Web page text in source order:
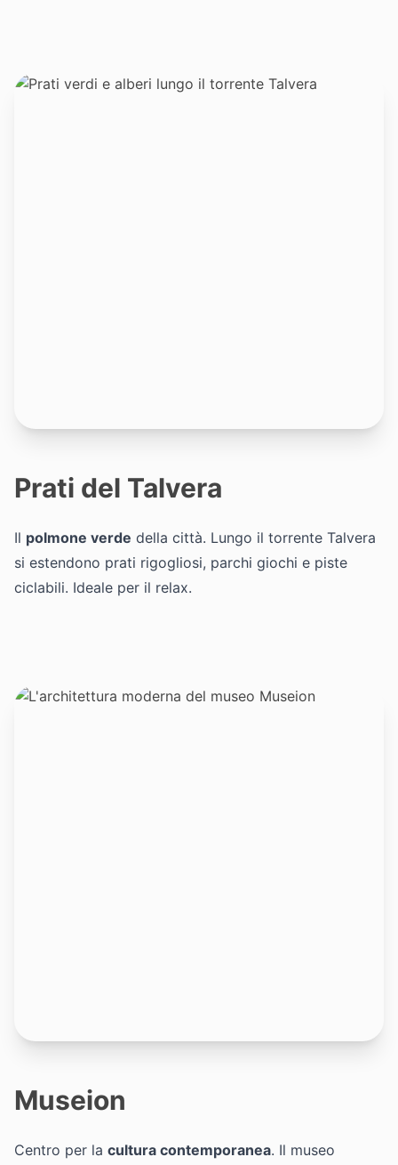
Prati del Talvera
Il polmone verde della città. Lungo il torrente Talvera
si estendono prati rigogliosi, parchi giochi e piste
ciclabili. Ideale per il relax.
Museion
Centro per la cultura contemporanea. Il museo